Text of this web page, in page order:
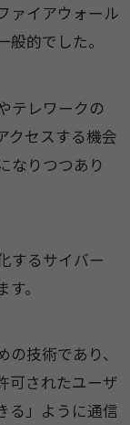
ァイアウォール
的でした。
テレワークの
クセスする機会
なりつつあり
するサイバー
。
技術であり、
可されたユーザ
る」ように通信